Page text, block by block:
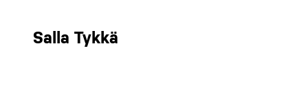
Salla Tykkä